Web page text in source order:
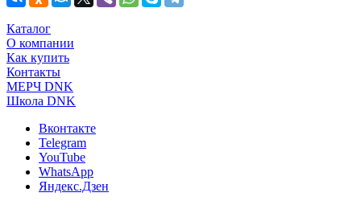
Каталог
О компании
Как купить
Контакты
МЕРЧ DNK
Школа DNK
Вконтакте
Telegram
YouTube
WhatsApp
Яндекс.Дзен